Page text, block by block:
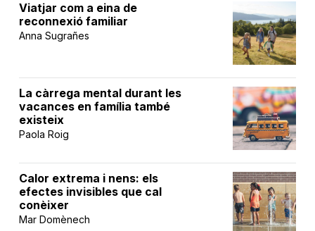
Viatjar com a eina de
reconnexió familiar
Anna Sugrañes
La càrrega mental durant les
vacances en família també
existeix
Paola Roig
Calor extrema i nens: els
efectes invisibles que cal
conèixer
Mar Domènech